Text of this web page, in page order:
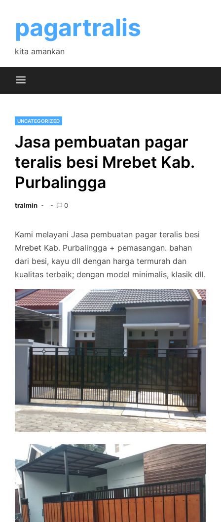
contentpagartralis
kita amankan
UNCATEGORIZED
Jasa pembuatan pagar
teralis besi Mrebet Kab.
Purbalingga
tralmin 0
Kami melayani Jasa pembuatan pagar teralis besi
Mrebet Kab. Purbalingga + pemasangan. bahan
dari besi, kayu dll dengan harga termurah dan
kualitas terbaik; dengan model minimalis, klasik dll.